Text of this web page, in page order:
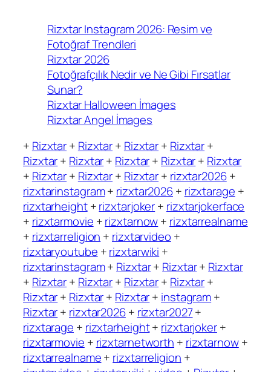
Rizxtar Instagram 2026: Resim ve
Fotoğraf Trendleri
Rizxtar 2026
Fotoğrafçılık Nedir ve Ne Gibi Fırsatlar
Sunar?
Rizxtar Halloween İmages
Rizxtar Angel İmages
+ Rizxtar+ Rizxtar+ Rizxtar+ Rizxtar+
Rizxtar+ Rizxtar+ Rizxtar+ Rizxtar+ Rizxtar
+ Rizxtar+ Rizxtar+ Rizxtar+ rizxtar2026+
rizxtarinstagram+ rizxtar2026+ rizxtarage +
rizxtarheight+rizxtarjoker+ rizxtarjokerface
+ rizxtarmovie +rizxtarnow+ rizxtarrealname
+ rizxtarreligion + rizxtarvideo +
rizxtaryoutube +rizxtarwiki +
rizxtarinstagram+ Rizxtar+ Rizxtar+ Rizxtar
+ Rizxtar+ Rizxtar+ Rizxtar+ Rizxtar+
Rizxtar+ Rizxtar+ Rizxtar+ instagram+
Rizxtar+ rizxtar2026+ rizxtar2027+
rizxtarage + rizxtarheight+ rizxtarjoker+
rizxtarmovie + rizxtarnetworth + rizxtarnow+
rizxtarrealname+ rizxtarreligion +